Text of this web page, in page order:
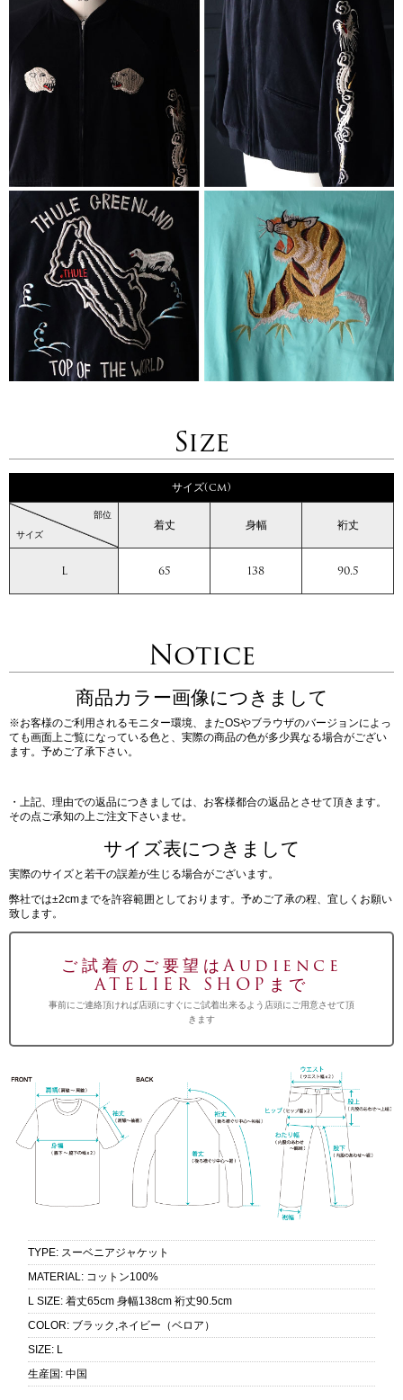
Size
サイズ(cm)
サイズ
部位
着丈 身幅 裄丈
L 65 138 90.5
Notice
商品カラー画像につきまして
※お客様のご利用されるモニター環境、またOSやブラウザのバージョンによっ
ても画面上ご覧になっている色と、実際の商品の色が多少異なる場合がござい
ます。予めご了承下さい。
・上記、理由での返品につきましては、お客様都合の返品とさせて頂きます。
その点ご承知の上ご注文下さいませ。
サイズ表につきまして
実際のサイズと若干の誤差が生じる場合がございます。
弊社では±2cmまでを許容範囲としております。予めご了承の程、宜しくお願い
致します。
ご試着のご要望はAudience
ATELIER SHOPまで
事前にご連絡頂ければ店頭にすぐにご試着出来るよう店頭にご用意させて頂
きます
TYPE: スーベニアジャケット
MATERIAL: コットン100%
L SIZE: 着丈65cm 身幅138cm 裄丈90.5cm
COLOR: ブラック,ネイビー（ベロア）
SIZE: L
生産国 : 中国